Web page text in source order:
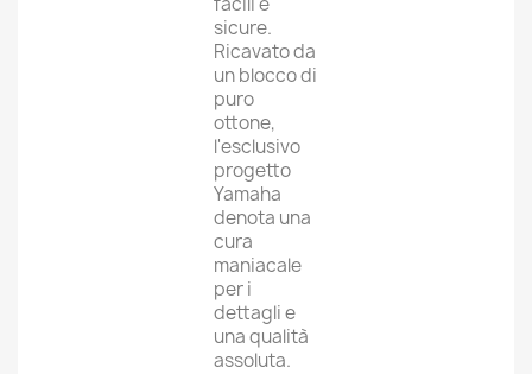
sicure.
Ricavato da
un blocco di
puro
ottone,
l'esclusivo
progetto
Yamaha
denota una
cura
maniacale
per i
dettagli e
una qualità
assoluta.